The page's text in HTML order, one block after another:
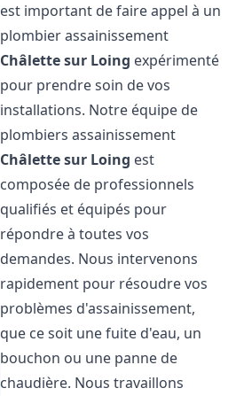
est important de faire appel à un
plombier assainissement
Châlette sur Loing expérimenté
pour prendre soin de vos
installations. Notre équipe de
plombiers assainissement
Châlette sur Loing est
composée de professionnels
qualifiés et équipés pour
répondre à toutes vos
demandes. Nous intervenons
rapidement pour résoudre vos
problèmes d'assainissement,
que ce soit une fuite d'eau, un
bouchon ou une panne de
chaudière. Nous travaillons